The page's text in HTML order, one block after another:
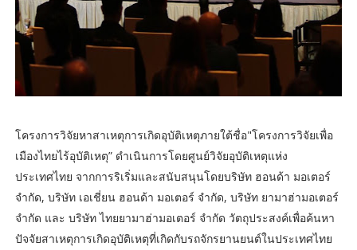
โครงการวิจัยหาสาเหตุการเกิดอุบัติเหตุภายใต้ชื่อ​"โครงการ​วิจัยเพื่อ
เมืองไทยไร้อุบัติเหตุ” ดำเนินการโดยศูนย์วิจัยอุบัติเหตุแห่ง
ประเทศไทย จากการริเริ่มและสนับสนุนโดย​บริษัท ฮอนด้า มอเตอร์
จำกัด, บริษัท เอเชี่ยน ฮอนด้า มอเตอร์ จำกัด, บริษัท ยามาฮ่ามอเตอร์
จำกัด และ บริษัท ไทยยามาฮ่ามอเตอร์ จำกัด วัตถุประสงค์เพื่อค้นหา
ปัจจัยสาเหตุการเกิดอุบัติเหตุที่เกิดกับรถจักรยานยนต์ในประเทศไทย